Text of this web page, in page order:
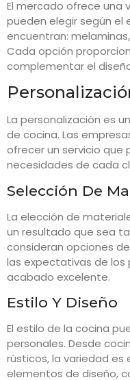
El mercado ofrece una
pueden elegir según el
encuentran:
Cada opción
complementar el
La personalización es
de cocina. Las
ofrecer un servicio
necesidades de cada
Selección De
La elección de
un resultado que sea
consideran opciones
las expectativas de los
acabado excelente.
Estilo Y Diseño
El estilo de la cocina
personales. Desde
rústicos, la variedad es
elementos de diseño,